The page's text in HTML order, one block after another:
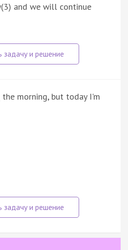
and we will continue
the morning, but today I'm